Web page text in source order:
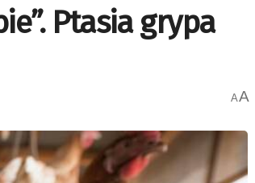
Ptasia grypa
AA